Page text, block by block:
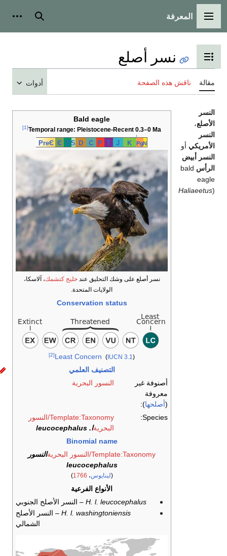
القائمة الرئيسية
المعرفة بحث
تبديل عرض جدول المحتويات
نسر أصلع
مقالة ناقش هذه الصفحة أدوات
Bald eagle
Temporal range: Pleistocene-Recent 0.3–0 Ma
[1]
PreЄ Є OS D C P T J K PgN
نسر أصلع على وشك التحليق عندخليج كتشمك، آلاسكا،
الولايات المتحدة.
Conservation status
Least Concern (IUCN 3.1
[2]
التصنيف العلمي
أصنوفة غير
معروفة
أصلحها):
النسور البحرية
Species:
Template:Taxonomy/النسور
البحريةا. leucocephalus
Binomial name
Template:Taxonomy/النسور البحرية
النسور
leucocephalus
(لينايوس ، 1766
)
الأنواع الفرعية
H. l. leucocephalus– النسر الأصلح الجنوبي
H. l. washingtoniensis– النسر الأصلح
الشمالي
النسر
الأصلع،
النسر
الأمريكي أو
النسر أبيض
الرأس
bald
eagle
Haliaeetus